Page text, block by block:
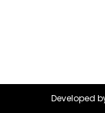
Developed